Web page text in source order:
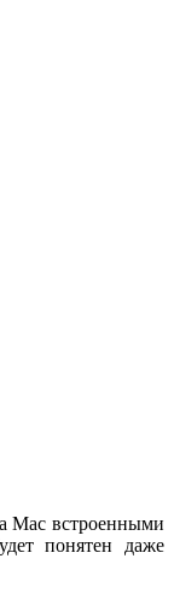
Mac встроенными
понятен даже